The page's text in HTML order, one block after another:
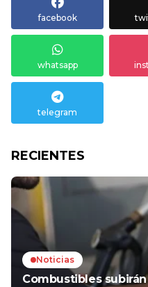
facebook
whatsapp
telegram
RECIENTES
Noticias
Combustibles